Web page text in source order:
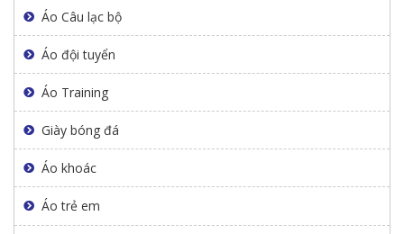
Áo Câu lạc bộ
Áo đội tuyển
Áo Training
Giày bóng đá
Áo khoác
Áo trẻ em